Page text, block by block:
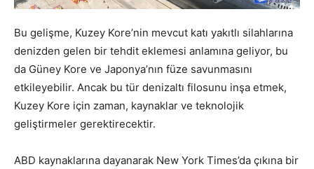
Bu gelişme, Kuzey Kore’nin mevcut katı yakıtlı silahlarına
denizden gelen bir tehdit eklemesi anlamına geliyor, bu
da Güney Kore ve Japonya’nın füze savunmasını
etkileyebilir. Ancak bu tür denizaltı filosunu inşa etmek,
Kuzey Kore için zaman, kaynaklar ve teknolojik
geliştirmeler gerektirecektir.
ABD kaynaklarına dayanarak New York Times’da çıkına bir